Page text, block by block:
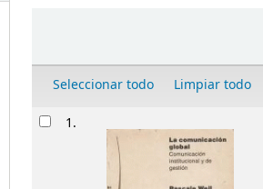
Seleccionar todo Limpiar todo
Resultados
1.